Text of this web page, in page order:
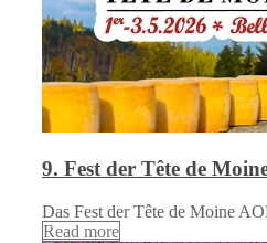
9. Fest der Tête de
Das Fest der Tête de Moine
Read more